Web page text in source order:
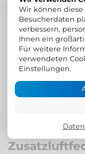
Neue
Wir können diese
Besucherdaten
verbessern,
Ihnen ein
Für weitere
verwendeten
Einstellungen.